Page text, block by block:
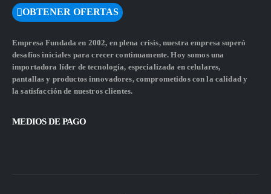
OBTENER OFERTAS
Empresa Fundada en 2002, en plena crisis, nuestra empresa superó
desafíos iniciales para crecer continuamente. Hoy somos una
importadora líder de tecnología, especializada en celulares,
pantallas y productos innovadores, comprometidos con la calidad y
la satisfacción de nuestros clientes.
MEDIOS DE PAGO